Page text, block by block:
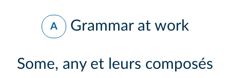
A Grammar at work
Some, any et leurs composés